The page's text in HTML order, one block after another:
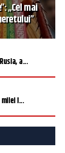
„Cel mai
a...
î...